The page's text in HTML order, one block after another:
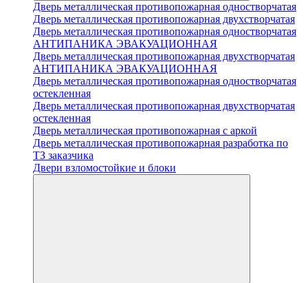
Дверь металлическая противопожарная одностворчатая
Дверь металлическая противопожарная двухстворчатая
Дверь металлическая противопожарная одностворчатая
АНТИПАНИКА ЭВАКУАЦИОННАЯ
Дверь металлическая противопожарная двухстворчатая
АНТИПАНИКА ЭВАКУАЦИОННАЯ
Дверь металлическая противопожарная одностворчатая
остекленная
Дверь металлическая противопожарная двухстворчатая
остекленная
Дверь металлическая противопожарная с аркой
Дверь металлическая противопожарная разработка по
ТЗ заказчика
Двери взломостойкие и блоки